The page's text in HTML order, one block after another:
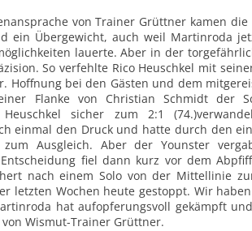
von Trainer Grüttner kamen
ein Übergewicht, auch weil Martinroda
lauerte. Aber in der
So verfehlte Rico Heuschkel mit
Hoffnung bei den Gästen und dem
Flanke von Christian Schmidt der
sicher zum 2:1
einmal den Druck und hatte durch den
Ausgleich. Aber der Younster
fiel dann kurz vor dem
nach einemSolo von der Mittellinie
letzten Wochen heute gestoppt. Wir
hat aufopferungsvoll gekämpft
Wismut-Trainer Grüttner.